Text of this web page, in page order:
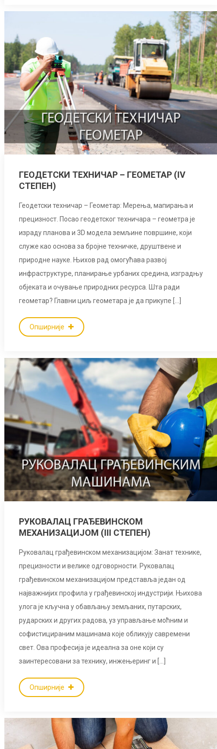
ГЕОДЕТСКИ ТЕХНИЧАР – ГЕОМЕТАР (IV
СТЕПЕН)
Геодетски техничар – Геометар: Мерења, мапирања и
прецизност. Посао геодетског техничара – геометрa је
израду планова и 3D модела земљине површине, који
служе као основа за бројне техничке, друштвене и
природне науке. Њихов рад омогућава развој
инфраструктуре, планирање урбаних средина, изградњу
објеката и очување природних ресурса. Шта ради
геометар? Главни циљ геометара је да прикупе […]
Опширније
РУКОВАЛАЦ ГРАЂЕВИНСКОМ
МЕХАНИЗАЦИЈОМ (III СТЕПЕН)
Руковалац грађевинском механизацијом: Занат технике,
прецизности и велике одговорности. Руковалац
грађевинском механизацијом представља један од
најважнијих профила у грађевинској индустрији. Њихова
улога је кључна у обављању земљаних, путарских,
рударских и других радова, уз управљање моћним и
софистицираним машинама које обликују савремени
свет. Ова професија је идеална за оне који су
заинтересовани за технику, инжењеринг и […]
Опширније